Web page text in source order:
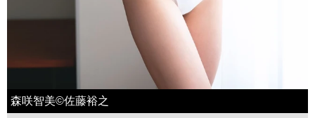
森咲智美©佐藤裕之